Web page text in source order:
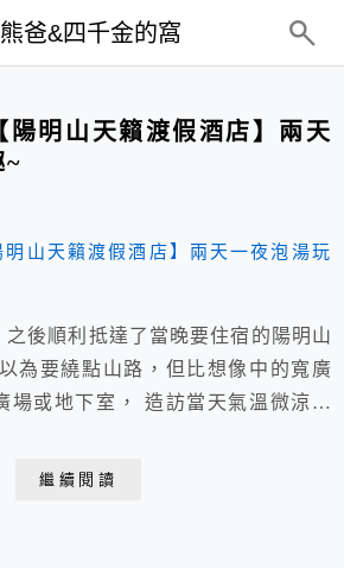
爸&四千金的窩
酒店
陽明山天籟渡假酒店】兩天
~
後順利抵達了當晚要住宿的陽明山
為要繞點山路，但比想像中的寬廣
場或地下室， 造訪當天氣溫微涼，
繼續閱讀